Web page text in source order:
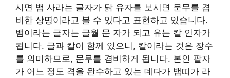
시면 뱀 사라는 글자가 닭 유자를 보시면 문무를 겸
비한 상명이라고 볼 수 있다고 표현하고 있습니다.
뱀이라는 글자는 글월 문 자가 되고 유는 칼 인자가
됩니다. 글과 칼이 함께 있으니, 칼이라는 것은 장수
를 의미하므로, 문무를 겸비하게 됩니다. 본인 팔자
가 어느 정도 격을 완수하고 있는 데다가 뱀띠가 라